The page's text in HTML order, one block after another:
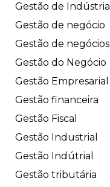
Gestão de Indústria
Gestão de negócio
Gestão de negócios
Gestão do Negócio
Gestão Empresarial
Gestão financeira
Gestão Fiscal
Gestão Industrial
Gestão Indútrial
Gestão tributária